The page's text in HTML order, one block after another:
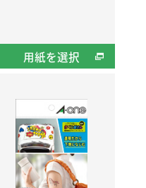
用紙を選択